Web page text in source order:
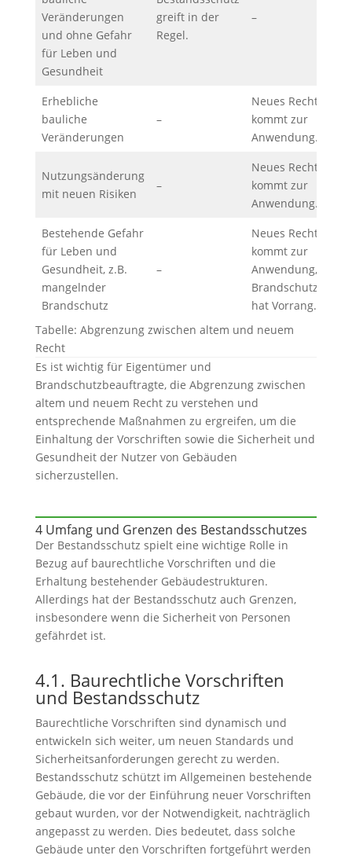
Veränderungen
und ohne Gefahr
für Leben und
Gesundheit
greift in der
Regel.
–
Erhebliche
bauliche
Veränderungen
–
Neues Recht
kommt zur
Anwendung.
Nutzungsänderung
mit neuen Risiken
–
Neues Recht
kommt zur
Anwendung.
Bestehende Gefahr
für Leben und
Gesundheit, z.B.
mangelnder
Brandschutz
–
Neues Recht
kommt zur
Anwendung,
Brandschutz
hat Vorrang.
Tabelle: Abgrenzung zwischen altem und neuem
Recht
Es ist wichtig für Eigentümer und
Brandschutzbeauftragte, die Abgrenzung zwischen
altem und neuem Recht zu verstehen und
entsprechende Maßnahmen zu ergreifen, um die
Einhaltung der Vorschriften sowie die Sicherheit und
Gesundheit der Nutzer von Gebäuden
sicherzustellen.
4 Umfang und Grenzen des Bestandsschutzes
Der Bestandsschutz spielt eine wichtige Rolle in
Bezug auf baurechtliche Vorschriften und die
Erhaltung bestehender Gebäudestrukturen.
Allerdings hat der Bestandsschutz auch Grenzen,
insbesondere wenn die Sicherheit von Personen
gefährdet ist.
4.1. Baurechtliche Vorschriften
und Bestandsschutz
Baurechtliche Vorschriften sind dynamisch und
entwickeln sich weiter, um neuen Standards und
Sicherheitsanforderungen gerecht zu werden.
Bestandsschutz schützt im Allgemeinen bestehende
Gebäude, die vor der Einführung neuer Vorschriften
gebaut wurden, vor der Notwendigkeit, nachträglich
angepasst zu werden. Dies bedeutet, dass solche
Gebäude unter den Vorschriften fortgeführt werden